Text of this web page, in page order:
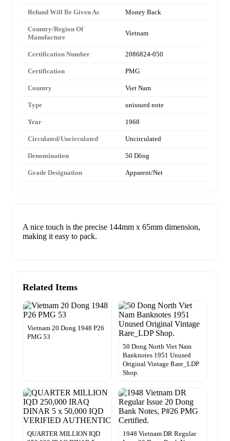
Refund Will Be Given As Money Back
Country/Region Of
Manufacture
Vietnam
Certification Number 2086824-050
Certification PMG
Country Viet Nam
Type unissued note
Year 1968
Circulated/Uncirculated Uncirculated
Denomination 50 Dông
Grade Designation Apparent/Net
A nice touch is the precise 144mm x 65mm dimension,
making it easy to pack.
Related Items
Vietnam 20 Dong 1948 P26
PMG 53
50 Dong North Viet Nam
Banknotes 1951 Unused
Original Vintage Rare_LDP
Shop.
QUARTER MILLION IQD
1948 Vietnam DR Regular